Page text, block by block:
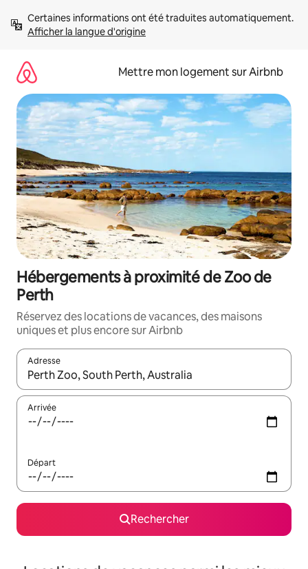
directement
Afficher la langue d'origine
Mettre mon logement sur Airbnb
Hébergements à proximité de Zoo de
Perth
Réservez des locations de vacances, des maisons
uniques et plus encore sur Airbnb
Adresse
Lorsque les résultats s'affichent, utilisez les flèches vers le
Arrivée
Départ
Rechercher